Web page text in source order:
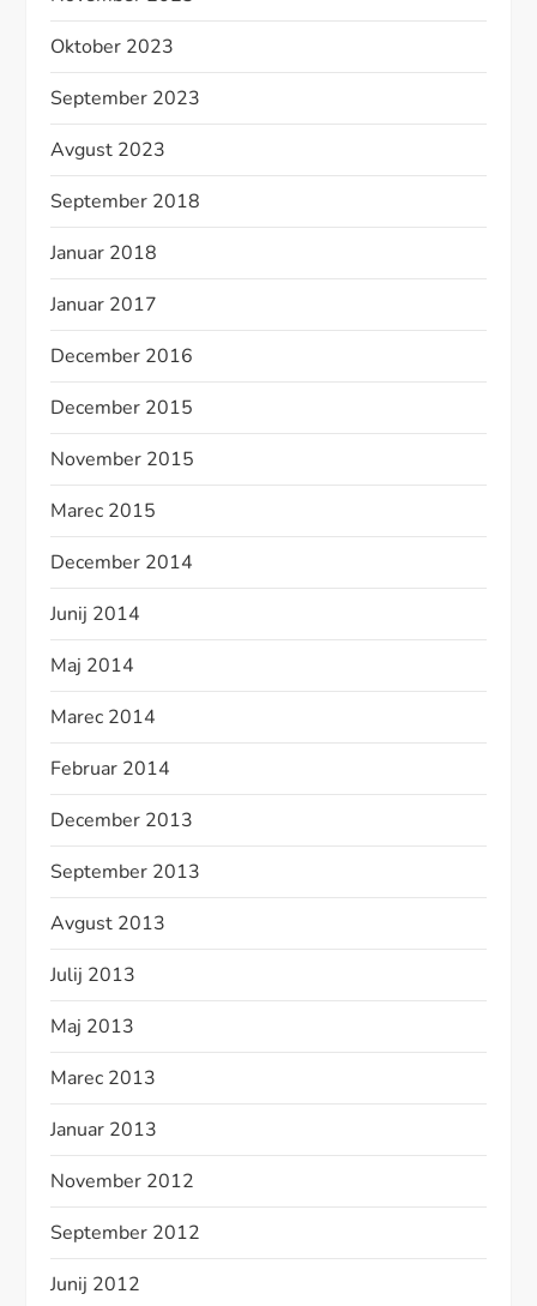
Oktober 2023
September 2023
Avgust 2023
September 2018
Januar 2018
Januar 2017
December 2016
December 2015
November 2015
Marec 2015
December 2014
Junij 2014
Maj 2014
Marec 2014
Februar 2014
December 2013
September 2013
Avgust 2013
Julij 2013
Maj 2013
Marec 2013
Januar 2013
November 2012
September 2012
Junij 2012